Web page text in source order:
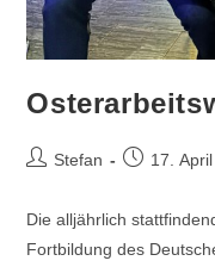
Beitrags-
Stefan
Beitrag
17.
Die alljährlich
Fortbildung des